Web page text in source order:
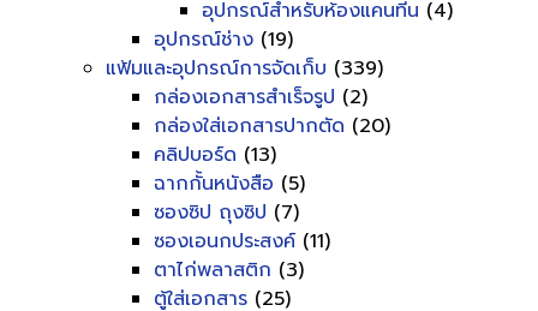
อุปกรณ์สำหรับห้องแคนทีน (4)
อุปกรณ์ช่าง (19)
แฟ้มและอุปกรณ์การจัดเก็บ (339)
กล่องเอกสารสำเร็จรูป (2)
กล่องใส่เอกสารปากตัด (20)
คลิปบอร์ด (13)
ฉากกั้นหนังสือ (5)
ซองซิป ถุงซิป (7)
ซองเอนกประสงค์ (11)
ตาไก่พลาสติก (3)
ตู้ใส่เอกสาร (25)